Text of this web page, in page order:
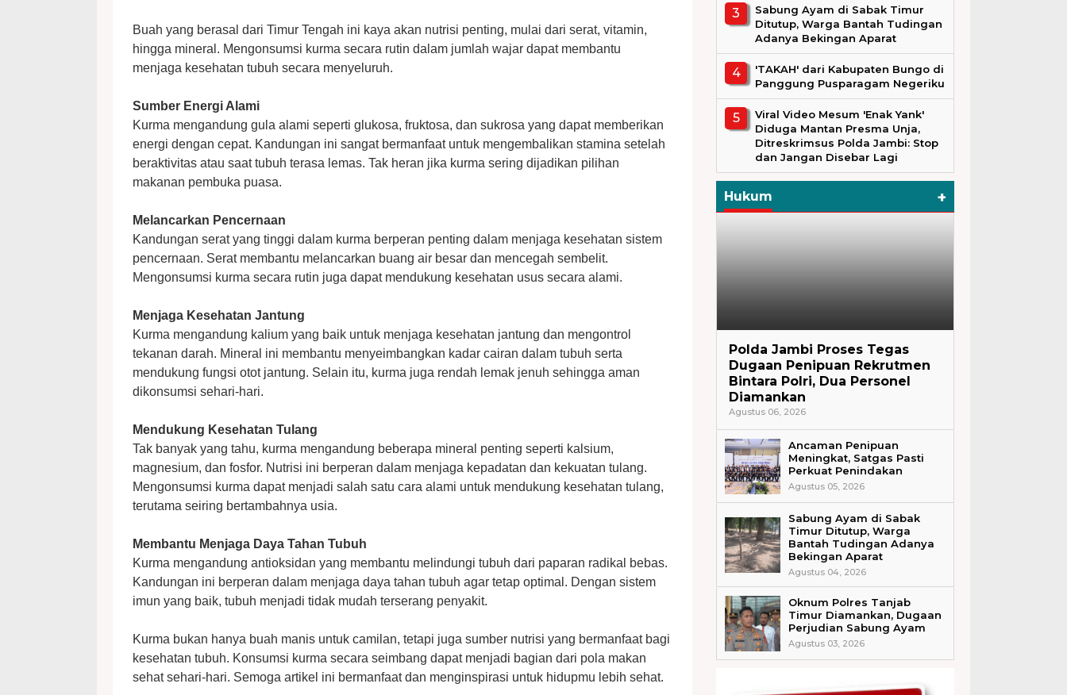
Buah yang berasal dari Timur Tengah ini kaya akan nutrisi penting, mulai dari serat, vitamin,
hingga mineral. Mengonsumsi kurma secara rutin dalam jumlah wajar dapat membantu
menjaga kesehatan tubuh secara menyeluruh.
Sumber Energi Alami
Kurma mengandung gula alami seperti glukosa, fruktosa, dan sukrosa yang dapat memberikan
energi dengan cepat. Kandungan ini sangat bermanfaat untuk mengembalikan stamina setelah
beraktivitas atau saat tubuh terasa lemas. Tak heran jika kurma sering dijadikan pilihan
makanan pembuka puasa.
Melancarkan Pencernaan
Kandungan serat yang tinggi dalam kurma berperan penting dalam menjaga kesehatan sistem
pencernaan. Serat membantu melancarkan buang air besar dan mencegah sembelit.
Mengonsumsi kurma secara rutin juga dapat mendukung kesehatan usus secara alami.
Menjaga Kesehatan Jantung
Kurma mengandung kalium yang baik untuk menjaga kesehatan jantung dan mengontrol
tekanan darah. Mineral ini membantu menyeimbangkan kadar cairan dalam tubuh serta
mendukung fungsi otot jantung. Selain itu, kurma juga rendah lemak jenuh sehingga aman
dikonsumsi sehari-hari.
Mendukung Kesehatan Tulang
Tak banyak yang tahu, kurma mengandung beberapa mineral penting seperti kalsium,
magnesium, dan fosfor. Nutrisi ini berperan dalam menjaga kepadatan dan kekuatan tulang.
Mengonsumsi kurma dapat menjadi salah satu cara alami untuk mendukung kesehatan tulang,
terutama seiring bertambahnya usia.
Membantu Menjaga Daya Tahan Tubuh
Kurma mengandung antioksidan yang membantu melindungi tubuh dari paparan radikal bebas.
Kandungan ini berperan dalam menjaga daya tahan tubuh agar tetap optimal. Dengan sistem
imun yang baik, tubuh menjadi tidak mudah terserang penyakit.
Kurma bukan hanya buah manis untuk camilan, tetapi juga sumber nutrisi yang bermanfaat bagi
kesehatan tubuh. Konsumsi kurma secara seimbang dapat menjadi bagian dari pola makan
sehat sehari-hari. Semoga artikel ini bermanfaat dan menginspirasi untuk hidupmu lebih sehat.
Sabung Ayam di Sabak Timur
Ditutup, Warga Bantah Tudingan
Adanya Bekingan Aparat
'TAKAH' dari Kabupaten Bungo di
Panggung Pusparagam Negeriku
Viral Video Mesum 'Enak Yank'
Diduga Mantan Presma Unja,
Ditreskrimsus Polda Jambi: Stop
dan Jangan Disebar Lagi
Hukum +
Polda Jambi Proses Tegas
Dugaan Penipuan Rekrutmen
Bintara Polri, Dua Personel
Diamankan
Agustus 06, 2026
Ancaman Penipuan
Meningkat, Satgas Pasti
Perkuat Penindakan
Agustus 05, 2026
Sabung Ayam di Sabak
Timur Ditutup, Warga
Bantah Tudingan Adanya
Bekingan Aparat
Agustus 04, 2026
Oknum Polres Tanjab
Timur Diamankan, Dugaan
Perjudian Sabung Ayam
Agustus 03, 2026